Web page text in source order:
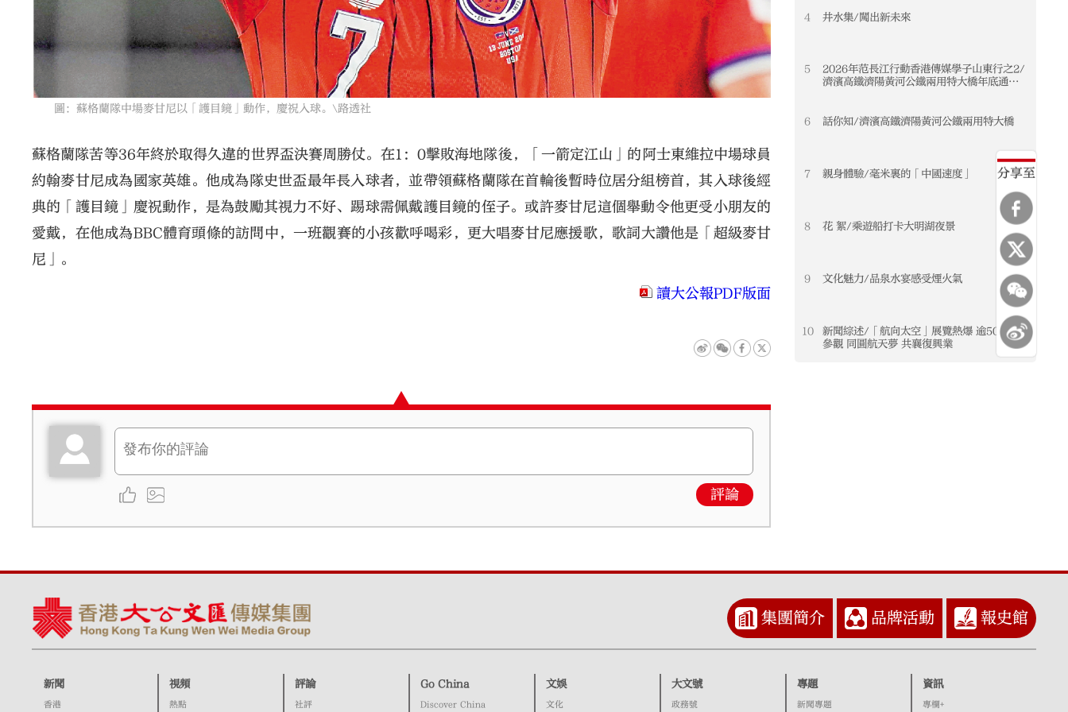
分享至
圖：蘇格蘭隊中場麥甘尼以「護目鏡」動作，慶祝入球。\路透社
蘇格蘭隊苦等36年終於取得久違的世界盃決賽周勝仗。在1：0擊敗海地隊後，「一箭定江山」的阿士東維拉中場球員
約翰麥甘尼成為國家英雄。他成為隊史世盃最年長入球者，並帶領蘇格蘭隊在首輪後暫時位居分組榜首，其入球後經
典的「護目鏡」慶祝動作，是為鼓勵其視力不好、踢球需佩戴護目鏡的侄子。或許麥甘尼這個舉動令他更受小朋友的
愛戴，在他成為BBC體育頭條的訪問中，一班觀賽的小孩歡呼喝彩，更大唱麥甘尼應援歌，歌詞大讚他是「超級麥甘
尼」。
讀大公報PDF版面
評論
4 井水集/闖出新未來
5
2026年范長江行動香港傳媒學子山東行之2/
濟濱高鐵濟陽黃河公鐵兩用特大橋年底通車
6 話你知/濟濱高鐵濟陽黃河公鐵兩用特大橋
7 親身體驗/毫米裏的「中國速度」
8 花 絮/乘遊船打卡大明湖夜景
9 文化魅力/品泉水宴感受煙火氣
10
新聞綜述/「航向太空」展覽熱爆 逾50萬人
參觀 同圓航天夢 共襄復興業
集團簡介 品牌活動 報史館
新聞
香港
視頻
熱點
評論
社評
Go China
Discover China
文娛
文化
大文號
政務號
專題
新聞專題
資訊
專欄+